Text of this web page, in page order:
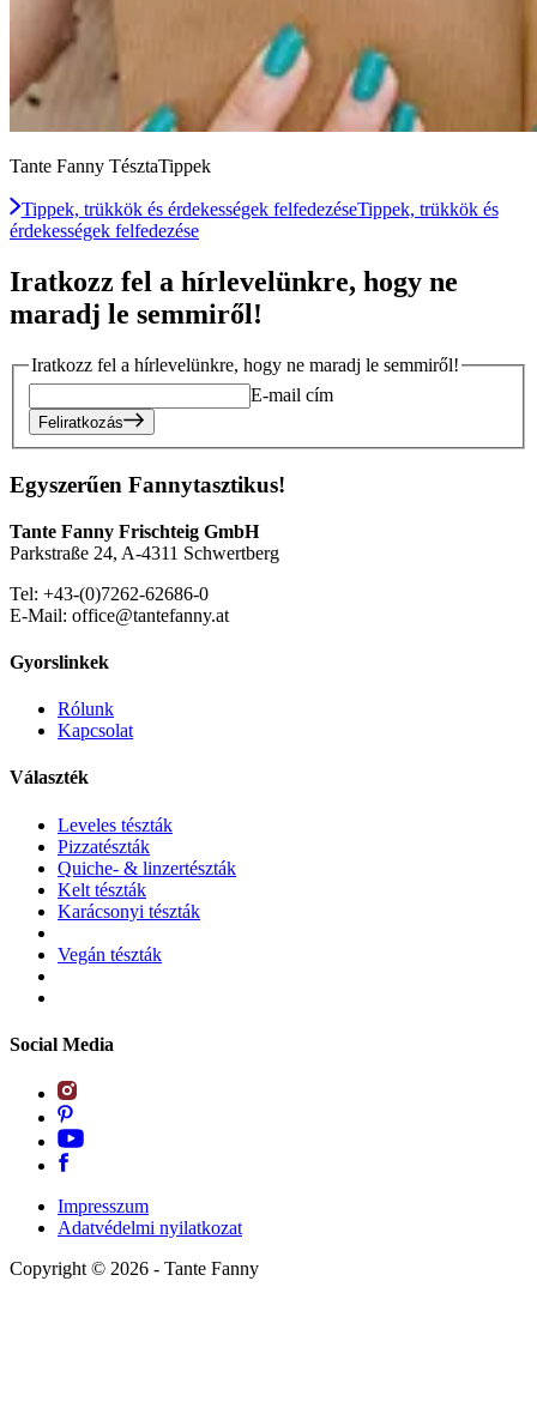
Tante Fanny TésztaTippek
Tippek, trükkök és érdekességek felfedezéseTippek, trükkök és
érdekességek felfedezése
Iratkozz fel a hírlevelünkre, hogy ne
maradj le semmiről!
Iratkozz fel a hírlevelünkre, hogy ne maradj le semmiről!
E-mail cím
Feliratkozás
Egyszerűen Fannytasztikus!
Tante Fanny Frischteig GmbH
Parkstraße 24, A-4311 Schwertberg
Tel: +43-(0)7262-62686-0
E-Mail: office@tantefanny.at
Gyorslinkek
Rólunk
Kapcsolat
Választék
Leveles tészták
Pizzatészták
Quiche- & linzertészták
Kelt tészták
Karácsonyi tészták
Vegán tészták
Social Media
Impresszum
Adatvédelmi nyilatkozat
Copyright © 2026 - Tante Fanny